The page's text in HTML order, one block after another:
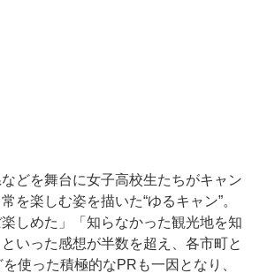
どを舞台に女子高校生たちがキャン
を楽しむ姿を描いた“ゆるキャン”。
楽しめた」「知らなかった観光地を知
いった感想が半数を超え、各市町と
使った積極的なPRも一因となり、